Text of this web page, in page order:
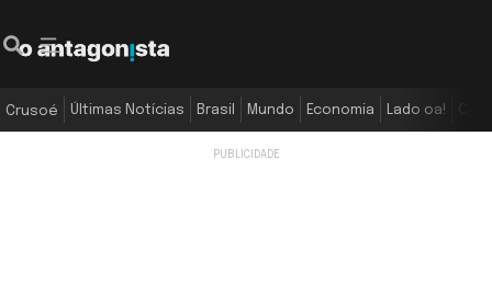
Crusoé Últimas Notícias Brasil Mundo Economia Lado oa!